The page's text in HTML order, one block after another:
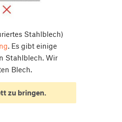
Stahlblech)
. Es gibt einige
Stahlblech. Wir
Blech.
zu bringen.